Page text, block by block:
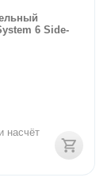
6 Side-
насчёт